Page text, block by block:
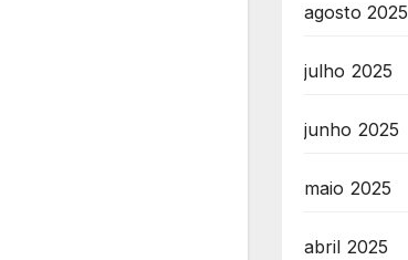
agosto 2025
julho 2025
junho 2025
maio 2025
abril 2025